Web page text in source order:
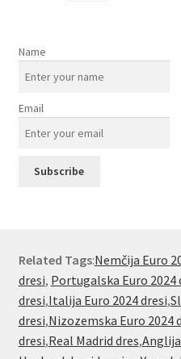
Name
Email
Related Tags:Nemčija Euro
dresi, Portugalska Euro 2024
dresi,Italija Euro 2024 dresi,
dresi,Nizozemska Euro 2024
dresi,Real Madrid dres,